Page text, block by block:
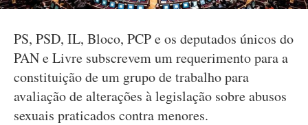
PS, PSD, IL, Bloco, PCP e os deputados únicos do
PAN e Livre subscrevem um requerimento para a
constituição de um grupo de trabalho para
avaliação de alterações à legislação sobre abusos
sexuais praticados contra menores.